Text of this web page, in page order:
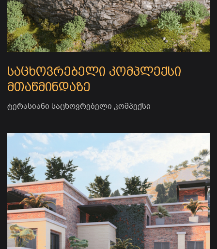
საცხოვრებელი კომპლექსი
მთაწმინდაზე
ტერასიანი საცხოვრებელი კომპექსი